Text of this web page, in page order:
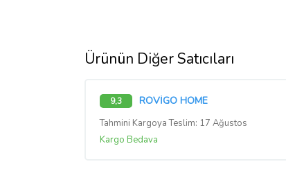
Ürünün Diğer Satıcıları
9,3 ROVİGO HOME
Tahmini Kargoya Teslim: 17 Ağustos
Kargo Bedava